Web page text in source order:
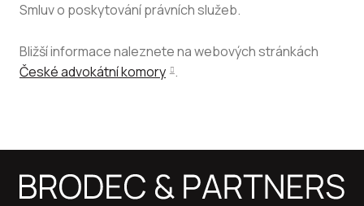
Smluv o poskytování právních služeb.
Bližší informace naleznete na webových stránkách
České advokátní komory .